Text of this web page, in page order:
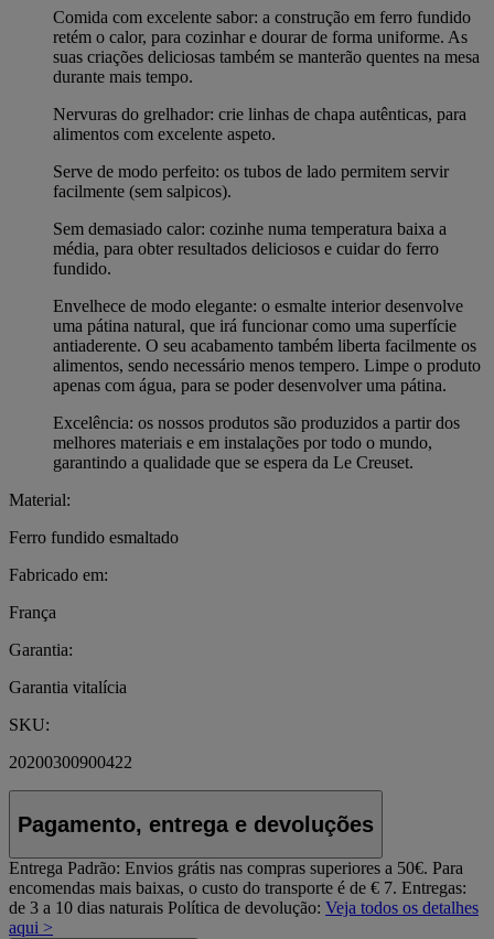
Comida com excelente sabor: a construção em ferro fundido
retém o calor, para cozinhar e dourar de forma uniforme. As
suas criações deliciosas também se manterão quentes na mesa
durante mais tempo.
Nervuras do grelhador: crie linhas de chapa autênticas, para
alimentos com excelente aspeto.
Serve de modo perfeito: os tubos de lado permitem servir
facilmente (sem salpicos).
Sem demasiado calor: cozinhe numa temperatura baixa a
média, para obter resultados deliciosos e cuidar do ferro
fundido.
Envelhece de modo elegante: o esmalte interior desenvolve
uma pátina natural, que irá funcionar como uma superfície
antiaderente. O seu acabamento também liberta facilmente os
alimentos, sendo necessário menos tempero. Limpe o produto
apenas com água, para se poder desenvolver uma pátina.
Excelência: os nossos produtos são produzidos a partir dos
melhores materiais e em instalações por todo o mundo,
garantindo a qualidade que se espera da Le Creuset.
Material:
Ferro fundido esmaltado
Fabricado em:
França
Garantia:
Garantia vitalícia
SKU:
20200300900422
Pagamento, entrega e devoluções
Entrega Padrão: Envios grátis nas compras superiores a 50€. Para
encomendas mais baixas, o custo do transporte é de € 7. Entregas:
de 3 a 10 dias naturais Política de devolução: Veja todos os detalhes
aqui >